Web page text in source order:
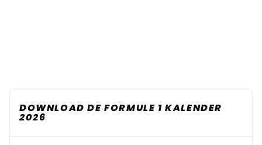
DOWNLOAD DE FORMULE 1 KALENDER
2026